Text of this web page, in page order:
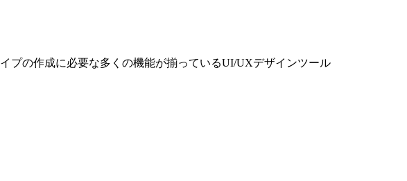
プの作成に必要な多くの機能が揃っているUI/UXデザインツール